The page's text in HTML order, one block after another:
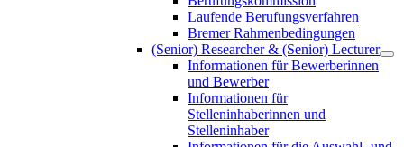
Laufende Berufungsverfahren
Bremer Rahmenbedingungen
(Senior) Researcher & (Senior) Lecturer
Informationen für Bewerberinnen
und Bewerber
Informationen für
Stelleninhaberinnen und
Stelleninhaber